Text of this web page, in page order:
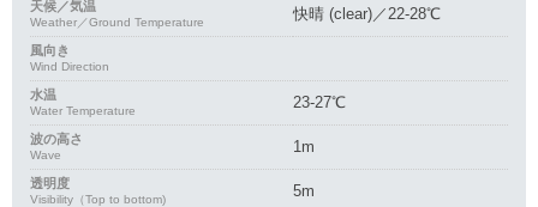
天候／気温
Weather／Ground Temperature 快晴 (clear)／22-28℃
風向き
Wind Direction
水温
Water Temperature 23-27℃
波の高さ
Wave 1m
透明度
Visibility（Top to bottom) 5m